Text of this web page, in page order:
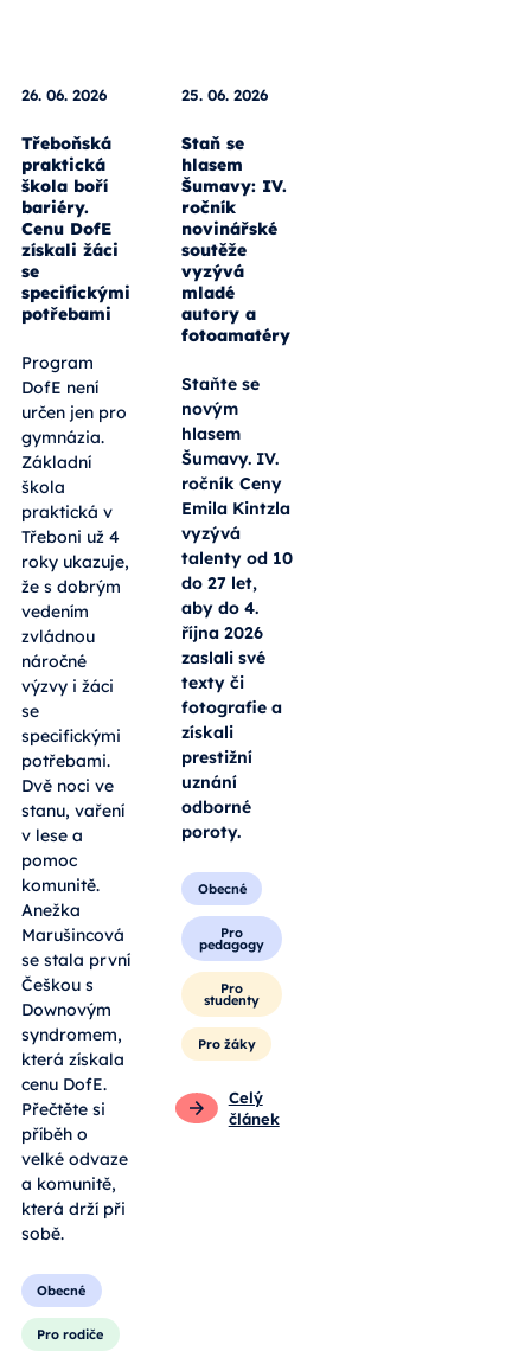
26. 06. 2026
Třeboňská
praktická
škola boří
bariéry.
Cenu DofE
získali žáci
se
specifickými
potřebami
Program
DofE není
určen jen pro
gymnázia.
Základní
škola
praktická v
Třeboni už 4
roky ukazuje,
že s dobrým
vedením
zvládnou
náročné
výzvy i žáci
se
specifickými
potřebami.
Dvě noci ve
stanu, vaření
v lese a
pomoc
komunitě.
Anežka
Marušincová
se stala první
Češkou s
Downovým
syndromem,
která získala
cenu DofE.
Přečtěte si
příběh o
velké odvaze
a komunitě,
která drží při
sobě.
Obecné
Pro rodiče
25. 06. 2026
Staň se
hlasem
Šumavy: IV.
ročník
novinářské
soutěže
vyzývá
mladé
autory a
fotoamatéry
Staňte se
novým
hlasem
Šumavy. IV.
ročník Ceny
Emila Kintzla
vyzývá
talenty od 10
do 27 let,
aby do 4.
října 2026
zaslali své
texty či
fotografie a
získali
prestižní
uznání
odborné
poroty.
Obecné
Pro
pedagogy
Pro
studenty
Pro žáky
Celý
článek